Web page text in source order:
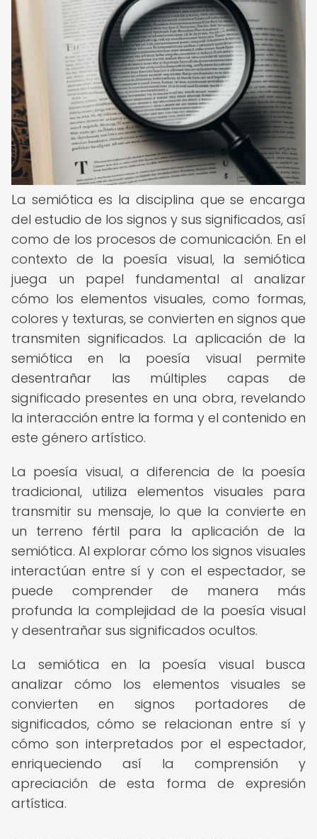
La semiótica es la disciplina que se encarga
del estudio de los signos y sus significados, así
como de los procesos de comunicación. En el
contexto de la poesía visual, la semiótica
juega un papel fundamental al analizar
cómo los elementos visuales, como formas,
colores y texturas, se convierten en signos que
transmiten significados. La aplicación de la
semiótica en la poesía visual permite
desentrañar las múltiples capas de
significado presentes en una obra, revelando
la interacción entre la forma y el contenido en
este género artístico.
La poesía visual, a diferencia de la poesía
tradicional, utiliza elementos visuales para
transmitir su mensaje, lo que la convierte en
un terreno fértil para la aplicación de la
semiótica. Al explorar cómo los signos visuales
interactúan entre sí y con el espectador, se
puede comprender de manera más
profunda la complejidad de la poesía visual
y desentrañar sus significados ocultos.
La semiótica en la poesía visual busca
analizar cómo los elementos visuales se
convierten en signos portadores de
significados, cómo se relacionan entre sí y
cómo son interpretados por el espectador,
enriqueciendo así la comprensión y
apreciación de esta forma de expresión
artística.